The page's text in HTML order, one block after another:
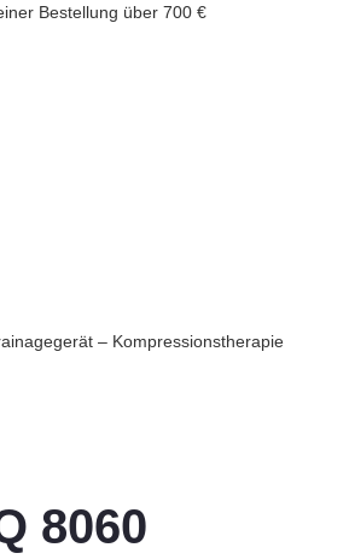
Bestellung über 700 €
– Kompressionstherapie
8060